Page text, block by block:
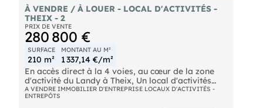
À VENDRE / À LOUER - LOCAL D'ACTIVITÉS -
THEIX - 2
PRIX DE VENTE
280 800 €
SURFACE
210 m²
MONTANT AU M²
1 337,14 €/m²
En accès direct à la 4 voies, au cœur de la zone
d'activité du Landy à Theix, Un local d'activités
neuf d'environ 210 m² disposant d'un accès PMR.
- 2 places de stationnement rattachées au lot ,
A VENDRE IMMOBILIER D'ENTREPRISE LOCAUX D'ACTIVITÉS -
ENTREPÔTS